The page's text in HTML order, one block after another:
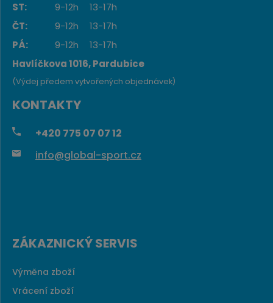
ST:
9-12h
13-17h
ČT:
9-12h
13-17h
PÁ:
9-12h
13-17h
Havlíčkova 1016, Pardubice
KONTAKTY
+420 775 07 07 12
info@global-sport.cz
(Výdej předem vytvořených objednávek)
ZÁKAZNICKÝ SERVIS
Výměna zboží
Vrácení zboží